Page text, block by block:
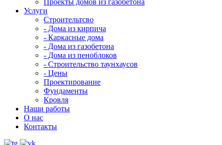
Проекты домов из газобетона
Услуги
Строительтсво
- Дома из кирпича
- Каркасные дома
- Дома из газобетона
- Дома из пеноблоков
- Строительство таунхаусов
- Цены
Проектирование
Фундаменты
Кровля
Наши работы
О нас
Контакты